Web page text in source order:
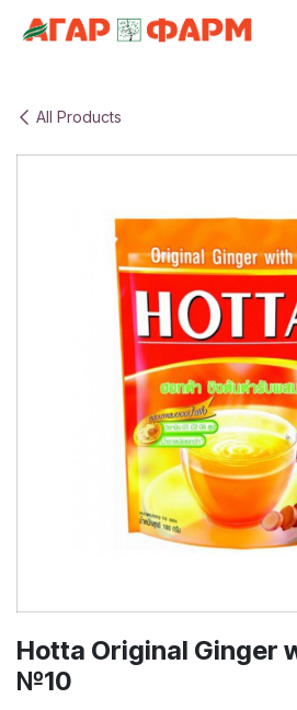
All Products
Hotta Original Ginger
№10